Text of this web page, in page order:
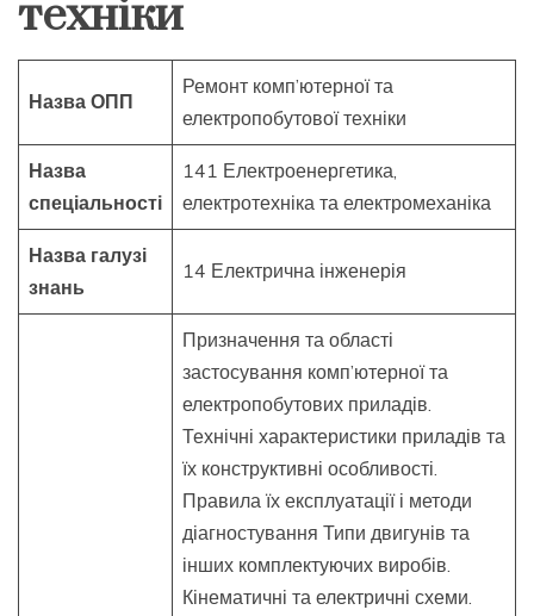
техніки
Назва ОПП
Ремонт комп’ютерної та
електропобутової техніки
Назва
спеціальності
141 Електроенергетика,
електротехніка та електромеханіка
Назва галузі
знань
14 Електрична інженерія
Призначення та області
застосування комп’ютерної та
електропобутових приладів.
Технічні характеристики приладів та
їх конструктивні особливості.
Правила їх експлуатації і методи
діагностування Типи двигунів та
інших комплектуючих виробів.
Кінематичні та електричні схеми.